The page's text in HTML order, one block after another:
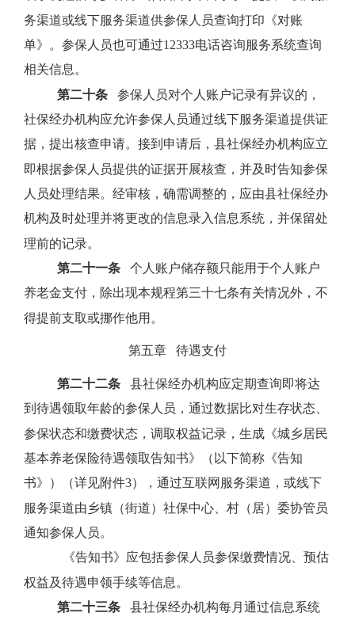
务渠道或线下服务渠道供参保人员查询打印《对账
单》。参保人员也可通过12333电话咨询服务系统查询
相关信息。
第二十条
参保人员对个人账户记录有异议的，
社保经办机构应允许参保人员通过线下服务渠道提供证
据，提出核查申请。接到申请后，县社保经办机构应立
即根据参保人员提供的证据开展核查，并及时告知参保
人员处理结果。经审核，确需调整的，应由县社保经办
机构及时处理并将更改的信息录入信息系统，并保留处
理前的记录。
第二十一条
个人账户储存额只能用于个人账户
养老金支付，除出现本规程第三十七条有关情况外，不
得提前支取或挪作他用。
第五章 待遇支付
第二十二条
县社保经办机构应定期查询即将达
到待遇领取年龄的参保人员，通过数据比对生存状态、
参保状态和缴费状态，调取权益记录，生成《城乡居民
基本养老保险待遇领取告知书》（以下简称《告知
书》）（详见附件3），通过互联网服务渠道，或线下
服务渠道由乡镇（街道）社保中心、村（居）委协管员
通知参保人员。
《告知书》应包括参保人员参保缴费情况、预估
权益及待遇申领手续等信息。
第二十三条
县社保经办机构每月通过信息系统